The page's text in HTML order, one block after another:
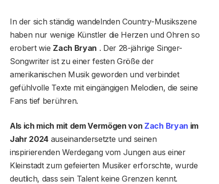
In der sich ständig wandelnden Country-Musikszene
haben nur wenige Künstler die Herzen und Ohren so
erobert wie Zach Bryan . Der 28-jährige Singer-
Songwriter ist zu einer festen Größe der
amerikanischen Musik geworden und verbindet
gefühlvolle Texte mit eingängigen Melodien, die seine
Fans tief berühren.
Als ich mich mit dem Vermögen von Zach Bryan im
Jahr 2024 auseinandersetzte und seinen
inspirierenden Werdegang vom Jungen aus einer
Kleinstadt zum gefeierten Musiker erforschte, wurde
deutlich, dass sein Talent keine Grenzen kennt.